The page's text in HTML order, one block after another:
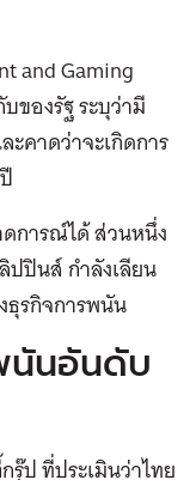
and Gaming
ของรัฐ ระบุว่ามี
คาดว่าจะเกิดการ
การณ์ได้ ส่วนหนึ่ง
ปปินส์ กำลังเลียน
ธุรกิจการพนัน
นันอันดับ
รุ๊ป ที่ประเมินว่าไทย